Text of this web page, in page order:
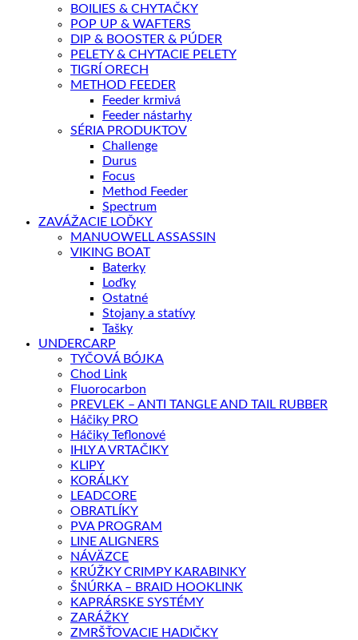
BOILIES & CHYTAČKY
POP UP & WAFTERS
DIP & BOOSTER & PÚDER
PELETY & CHYTACIE PELETY
TIGRÍ ORECH
METHOD FEEDER
Feeder krmivá
Feeder nástarhy
SÉRIA PRODUKTOV
Challenge
Durus
Focus
Method Feeder
Spectrum
ZAVÁŽACIE LOĎKY
MANUOWELL ASSASSIN
VIKING BOAT
Baterky
Loďky
Ostatné
Stojany a statívy
Tašky
UNDERCARP
TYČOVÁ BÓJKA
Chod Link
Fluorocarbon
PREVLEK – ANTI TANGLE AND TAIL RUBBER
Háčiky PRO
Háčiky Teflonové
IHLY A VRTAČIKY
KLIPY
KORÁLKY
LEADCORE
OBRATLÍKY
PVA PROGRAM
LINE ALIGNERS
NÁVÄZCE
KRÚŽKY CRIMPY KARABINKY
ŠNÚRKA – BRAID HOOKLINK
KAPRÁRSKE SYSTÉMY
ZARÁŽKY
ZMRŠŤOVACIE HADIČKY